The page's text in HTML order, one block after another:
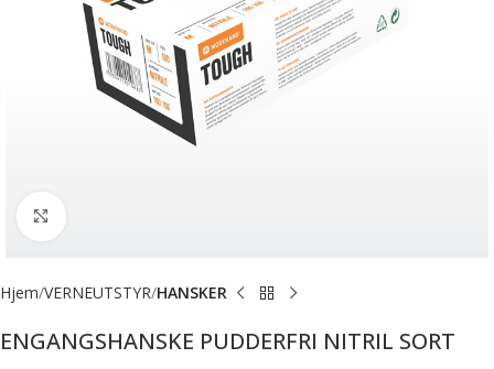
Hjem VERNEUTSTYR HANSKER
ENGANGSHANSKE PUDDERFRI NITRIL SORT